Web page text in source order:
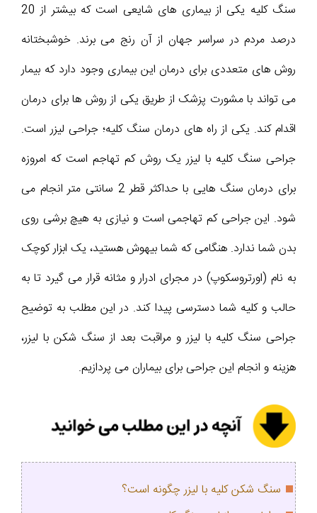
سنگ کلیه یکی از بیماری های شایعی است که بیشتر از 20
درصد مردم در سراسر جهان از آن رنج می برند. خوشبختانه
روش های متعددی برای درمان این بیماری وجود دارد که بیمار
می تواند با مشورت پزشک از طریق یکی از روش ها برای درمان
اقدام کند. یکی از راه های درمان سنگ کلیه؛ جراحی لیزر است.
جراحی سنگ کلیه با لیزر یک روش کم تهاجم است که امروزه
برای درمان سنگ هایی با حداکثر قطر 2 سانتی متر انجام می
شود. این جراحی کم تهاجمی است و نیازی به هیچ برشی روی
بدن شما ندارد. هنگامی که شما بیهوش هستید، یک ابزار کوچک
به نام (اورتروسکوپ) در مجرای ادرار و مثانه قرار می گیرد تا به
حالب و کلیه شما دسترسی پیدا کند. در این مطلب به توضیح
جراحی سنگ کلیه با لیزر و مراقبت بعد از سنگ شکن با لیزر،
هزینه و انجام این جراحی برای بیماران می پردازیم.
سنگ شکن کلیه با لیزر چگونه است؟